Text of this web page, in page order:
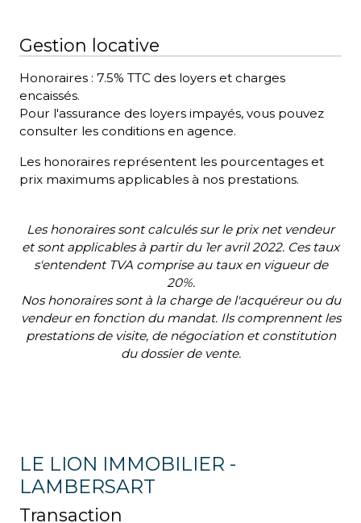
Gestion locative
Honoraires : 7.5% TTC des loyers et charges
encaissés.
Pour l'assurance des loyers impayés, vous pouvez
consulter les conditions en agence.
Les honoraires représentent les pourcentages et
prix maximums applicables à nos prestations.
Les honoraires sont calculés sur le prix net vendeur
et sont applicables à partir du 1er avril 2022. Ces taux
s'entendent TVA comprise au taux en vigueur de
20%.
Nos honoraires sont à la charge de l'acquéreur ou du
vendeur en fonction du mandat. Ils comprennent les
prestations de visite, de négociation et constitution
du dossier de vente.
LE LION IMMOBILIER -
LAMBERSART
Transaction